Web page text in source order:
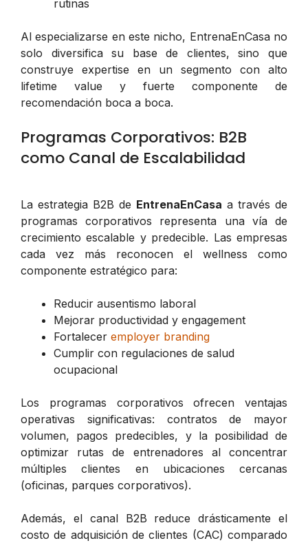
rutinas
Al especializarse en este nicho, EntrenaEnCasa no
solo diversifica su base de clientes, sino que
construye expertise en un segmento con alto
lifetime value y fuerte componente de
recomendación boca a boca.
Programas Corporativos: B2B
como Canal de Escalabilidad
La estrategia B2B de EntrenaEnCasa a través de
programas corporativos representa una vía de
crecimiento escalable y predecible. Las empresas
cada vez más reconocen el wellness como
componente estratégico para:
Reducir ausentismo laboral
Mejorar productividad y engagement
Fortalecer employer branding
Cumplir con regulaciones de salud
ocupacional
Los programas corporativos ofrecen ventajas
operativas significativas: contratos de mayor
volumen, pagos predecibles, y la posibilidad de
optimizar rutas de entrenadores al concentrar
múltiples clientes en ubicaciones cercanas
(oficinas, parques corporativos).
Además, el canal B2B reduce drásticamente el
costo de adquisición de clientes (CAC) comparado